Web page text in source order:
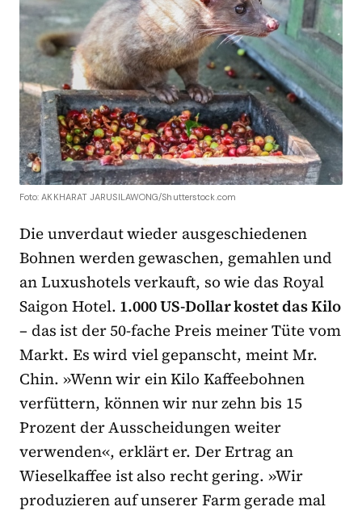
Foto: AKKHARAT JARUSILAWONG/Shutterstock.com
Die unverdaut wieder ausgeschiedenen
Bohnen werden gewaschen, gemahlen und
an Luxushotels verkauft, so wie das Royal
Saigon Hotel. 1.000 US-Dollar kostet das Kilo
– das ist der 50-fache Preis meiner Tüte vom
Markt. Es wird viel gepanscht, meint Mr.
Chin. »Wenn wir ein Kilo Kaffeebohnen
verfüttern, können wir nur zehn bis 15
Prozent der Ausscheidungen weiter
verwenden«, erklärt er. Der Ertrag an
Wieselkaffee ist also recht gering. »Wir
produzieren auf unserer Farm gerade mal